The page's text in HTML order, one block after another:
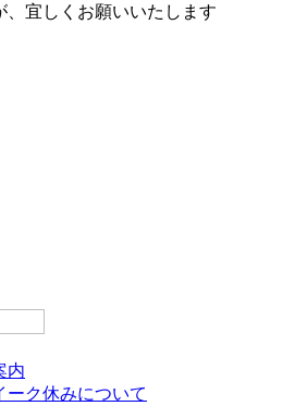
、宜しくお願いいたします
内
ーク休みについて